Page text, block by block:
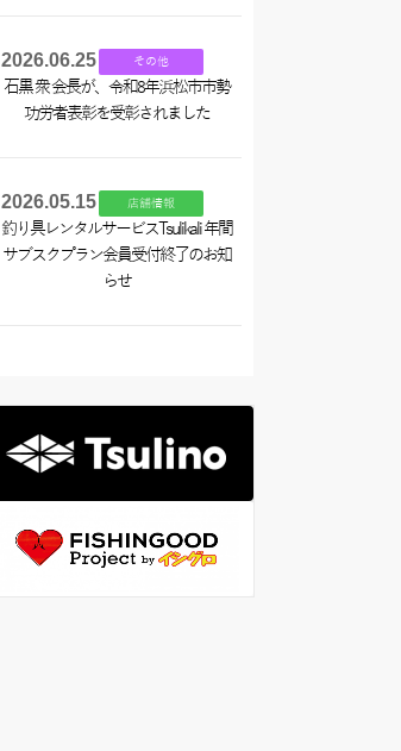
2026.06.25 その他
石黒 衆 会長が、令和8年浜松市市勢
功労者表彰を受彰されました
2026.05.15 店舗情報
釣り具レンタルサービスTsulikali 年間
サブスクプラン会員受付終了のお知
らせ